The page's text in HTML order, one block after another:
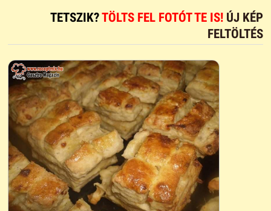
TETSZIK?TÖLTS FEL FOTÓT TE IS! ÚJ KÉP
FELTÖLTÉS